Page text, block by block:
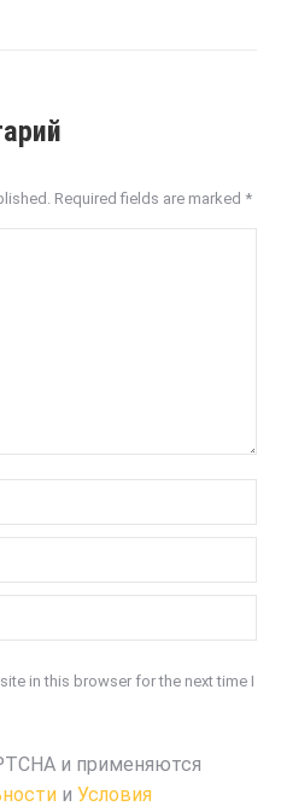
Required fields are marked *
in this browser for the next time I
и применяются
и Условия